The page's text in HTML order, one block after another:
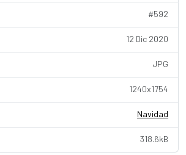
#592
12 Dic 2020
JPG
1240x1754
Navidad
318.6kB